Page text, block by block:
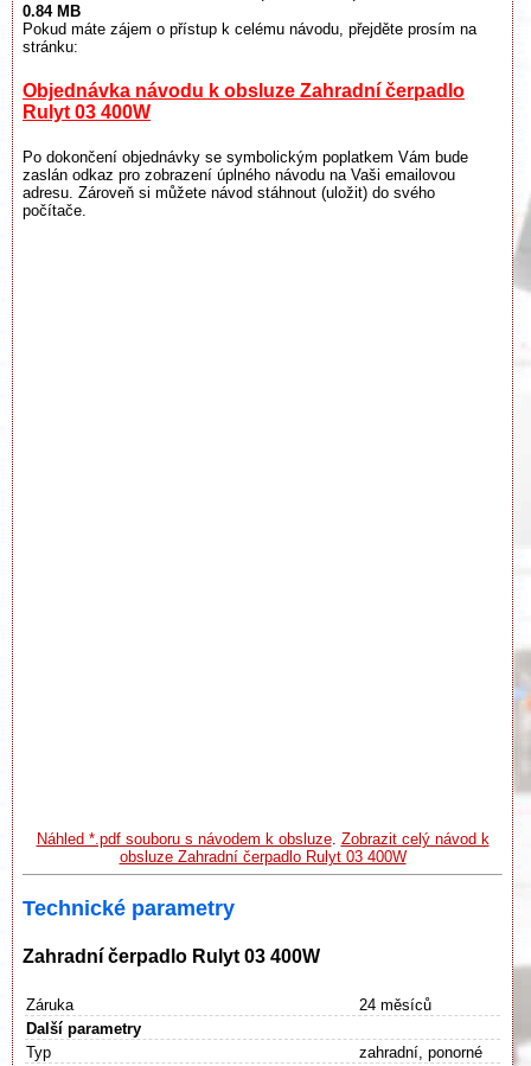
0.84 MB
Pokud máte zájem o přístup k celému návodu, přejděte prosím na
stránku:
Objednávka návodu k obsluze Zahradní čerpadlo
Rulyt 03 400W
Po dokončení objednávky se symbolickým poplatkem Vám bude
zaslán odkaz pro zobrazení úplného návodu na Vaši emailovou
adresu. Zároveň si můžete návod stáhnout (uložit) do svého
počítače.
Náhled *.pdf souboru s návodem k obsluze. Zobrazit celý návod k
obsluze Zahradní čerpadlo Rulyt 03 400W
Technické parametry
Zahradní čerpadlo Rulyt 03 400W
Záruka
24 měsíců
Další parametry
Typ
zahradní, ponorné